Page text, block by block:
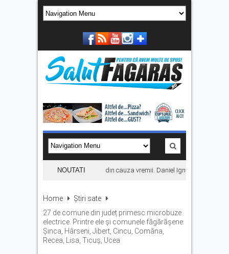
NOUTATI
Concertul KLUMEA se amână din cauza vremii. Daniel Ignat și Titi Cîrstea
Home
Știri sate
27 de comune din județ primesc microbuze
electrice. Printre ele și comunele făgărășene:
Şinca, Hârseni, Jibert, Cincu, Comăna,
Recea, Lisa, Ticuş, Ucea